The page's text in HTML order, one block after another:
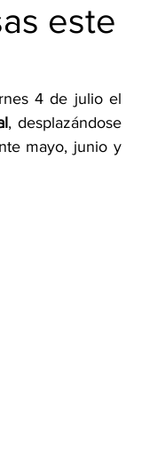
este
4 de julio el
, desplazándose
mayo, junio y